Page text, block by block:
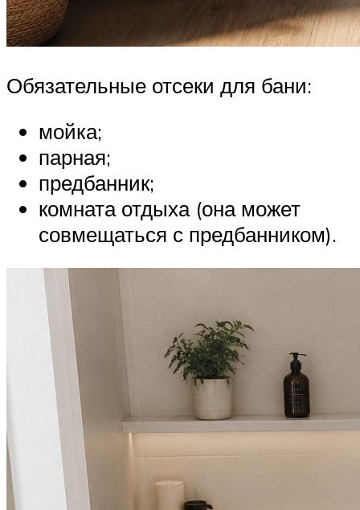
Обязательные отсеки для бани:
мойка;
парная;
предбанник;
комната отдыха (она может
совмещаться с предбанником).